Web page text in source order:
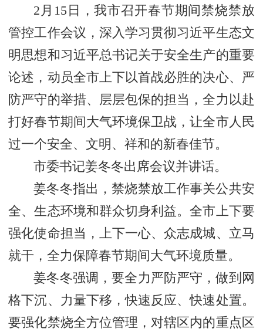
2月15日，我市召开春节期间禁烧禁放
管控工作会议，深入学习贯彻习近平生态文
明思想和习近平总书记关于安全生产的重要
论述，动员全市上下以首战必胜的决心、严
防严守的举措、层层包保的担当，全力以赴
打好春节期间大气环境保卫战，让全市人民
过一个安全、文明、祥和的新春佳节。
市委书记姜冬冬出席会议并讲话。
姜冬冬指出，禁烧禁放工作事关公共安
全、生态环境和群众切身利益。全市上下要
强化使命担当，上下一心、众志成城、立马
就干，全力保障春节期间大气环境质量。
姜冬冬强调，要全力严防严守，做到网
格下沉、力量下移，快速反应、快速处置。
要强化禁烧全方位管理，对辖区内的重点区